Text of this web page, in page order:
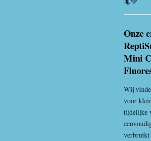
Onze
Mini
Wij
voor
tijdelijke
verbruikt